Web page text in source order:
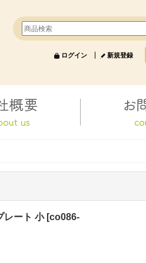
ログイン 新規登録
レート 小 [co086-